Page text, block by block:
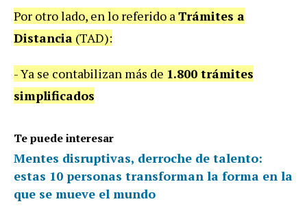
Por otro lado, en lo referido a Trámites a
Distancia (TAD):
- Ya se contabilizan más de 1.800 trámites
simplificados
Te puede interesar
Mentes disruptivas, derroche de talento:
estas 10 personas transforman la forma en la
que se mueve el mundo